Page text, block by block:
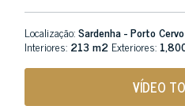
Localização:Sardenha - Porto Cervo
Interiores: 213 m2 Exteriores:
VÍDEO